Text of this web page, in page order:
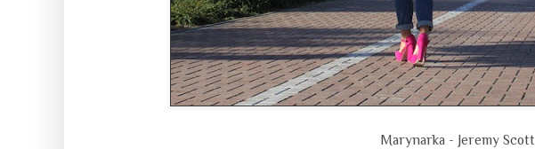
Marynarka - Jeremy Scott